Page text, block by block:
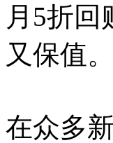
月5折
又保值。
在众多